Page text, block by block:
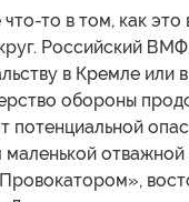
то в том, как
Российский
в Кремле или
обороны
потенциальной